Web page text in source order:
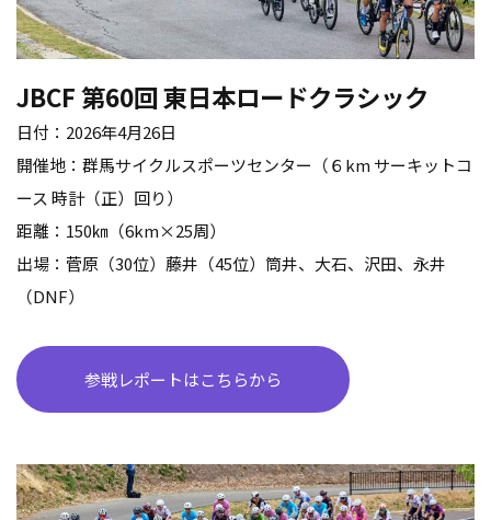
JBCF第60回 東日本ロードクラシック
日付： 2026年4月26日
開催地：群馬サイクルスポーツセンター（６km サーキットコ
ース 時計（正）回り）
距離： 150㎞（6km×25周）
出場：菅原（30位）藤井（45位）筒井、大石、沢田、永井
（DNF）
参戦レポートはこちらから